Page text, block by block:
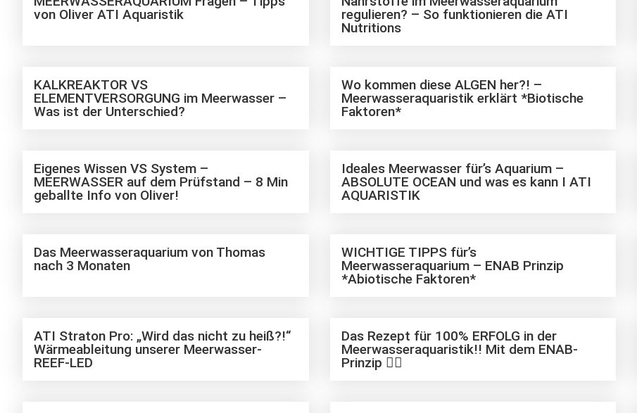
von Oliver ATI Aquaristik
regulieren? – So funktionieren die ATI
Nutritions
KALKREAKTOR VS
ELEMENTVERSORGUNG im Meerwasser –
Was ist der Unterschied?
Wo kommen diese ALGEN her?! –
Meerwasseraquaristik erklärt *Biotische
Faktoren*
Eigenes Wissen VS System –
MEERWASSER auf dem Prüfstand – 8 Min
geballte Info von Oliver!
Ideales Meerwasser für’s Aquarium –
ABSOLUTE OCEAN und was es kann I ATI
AQUARISTIK
Das Meerwasseraquarium von Thomas
nach 3 Monaten
WICHTIGE TIPPS für’s
Meerwasseraquarium – ENAB Prinzip
*Abiotische Faktoren*
ATI Straton Pro: „Wird das nicht zu heiß?!“
Wärmeableitung unserer Meerwasser-
REEF-LED
Das Rezept für 100% ERFOLG in der
Meerwasseraquaristik!! Mit dem ENAB-
Prinzip 👍🏻